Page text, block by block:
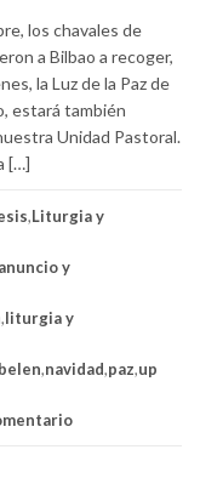
los chavales de
a Bilbao a recoger,
la Luz de la Paz de
estará también
Unidad Pastoral.
[…]
,Liturgia y
anuncio y
,liturgia y
,navidad,paz,up